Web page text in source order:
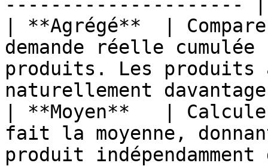
| **Agrégé**  |
demande réelle
produits. Les produits
naturellement
| **Moyen**   |
fait la moyenne,
produit